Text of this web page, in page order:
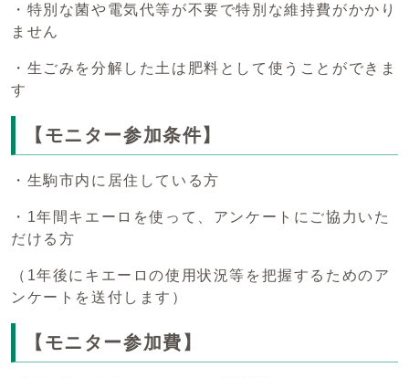
・特別な菌や電気代等が不要で特別な維持費がかかり
ません
・生ごみを分解した土は肥料として使うことができま
す
【モニター参加条件】
・生駒市内に居住している方
・1年間キエーロを使って、アンケートにご協力いた
だける方
（1年後にキエーロの使用状況等を把握するためのア
ンケートを送付します）
【モニター参加費】